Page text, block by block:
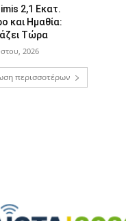
2,1 Εκατ.
και Ημαθία:
Τώρα
2026
περισσοτέρων